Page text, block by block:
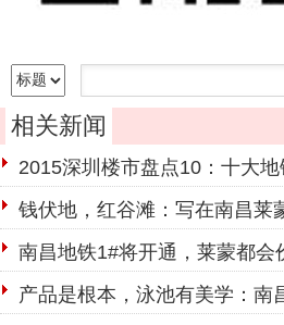
相关新闻
2015深圳楼市盘点10：十大地
钱伏地，红谷滩：写在南昌莱
南昌地铁1#将开通，莱蒙都会
产品是根本，泳池有美学：南